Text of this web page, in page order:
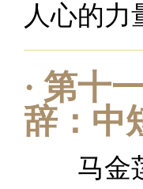
人心的力
· 第十
辞：中
马金莲